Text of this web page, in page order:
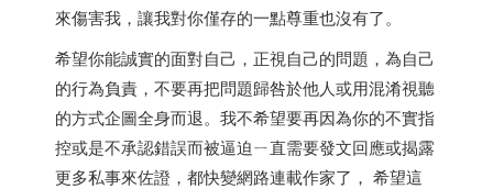
來傷害我，讓我對你僅存的一點尊重也沒有了。
希望你能誠實的面對自己，正視自己的問題，為自己
的行為負責，不要再把問題歸咎於他人或用混淆視聽
的方式企圖全身而退。我不希望要再因為你的不實指
控或是不承認錯誤而被逼迫ㄧ直需要發文回應或揭露
更多私事來佐證，都快變網路連載作家了， 希望這